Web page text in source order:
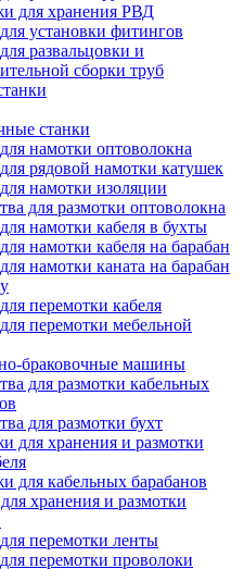
для хранения РВД
установки фитингов
развальцовки и
сборки труб
станки
намотки оптоволокна
рядовой намотки катушек
намотки изоляции
для размотки оптоволокна
намотки кабеля в бухты
намотки кабеля на барабан
намотки каната на барабан
перемотки кабеля
перемотки мебельной
браковочные машины
для размотки кабельных
для размотки бухт
для хранения и размотки
для кабельных барабанов
хранения и размотки
перемотки ленты
перемотки проволоки